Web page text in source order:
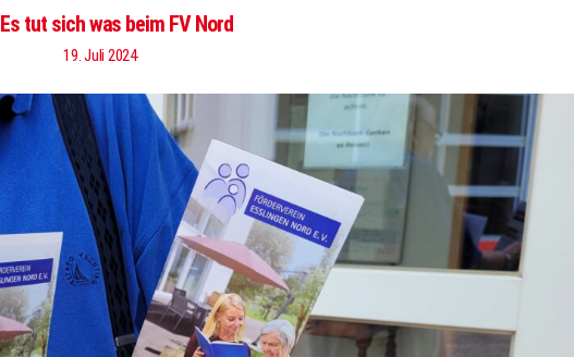
Es tut sich was beim FV Nord
19. Juli 2024